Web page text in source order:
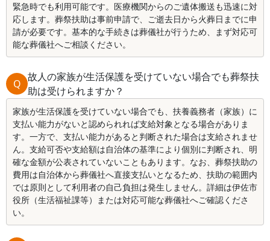
緊急時でも利用可能です。医療機関からのご遺体搬送も迅速に対
応します。葬祭扶助は事前申請で、ご逝去日から火葬日までに申
請が必要です。基本的な手続きは葬儀社が行うため、まず対応可
能な葬儀社へご相談ください。
Q
故人の家族が生活保護を受けていない場合でも葬祭扶
助は受けられますか？
家族が生活保護を受けていない場合でも、扶養義務者（家族）に
支払い能力がないと認められれば支給対象となる場合がありま
す。一方で、支払い能力があると判断された場合は支給されませ
ん。支給可否や支給額は自治体の基準により個別に判断され、明
確な金額が公表されていないこともあります。なお、葬祭扶助の
費用は自治体から葬儀社へ直接支払いとなるため、扶助の範囲内
では原則として利用者の自己負担は発生しません。詳細は伊佐市
役所（生活福祉課等）または対応可能な葬儀社へご確認くださ
い。